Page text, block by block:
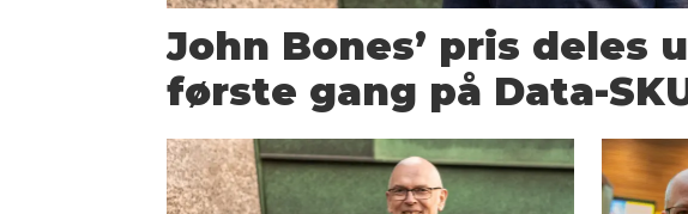
John Bones’ pris deles
første gang på Data-